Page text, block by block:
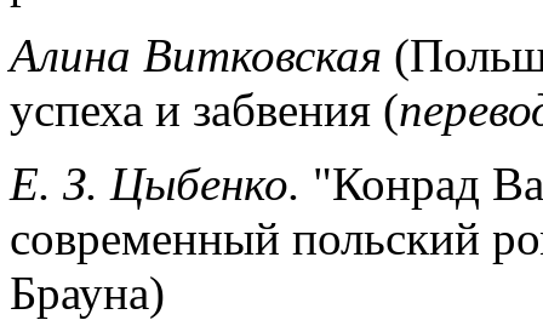
Алина Витковская
успеха и забвения (
Е. З. Цыбенко. "Конрад
современный польский
Брауна)